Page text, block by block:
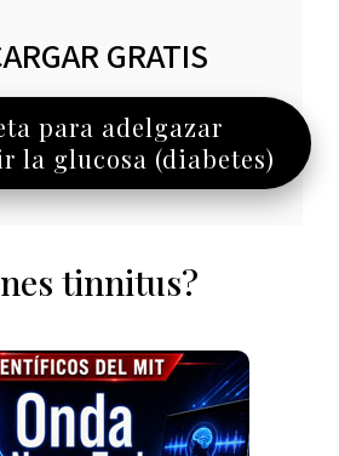
GRATIS
para adelgazar
la glucosa (diabetes)
tinnitus?